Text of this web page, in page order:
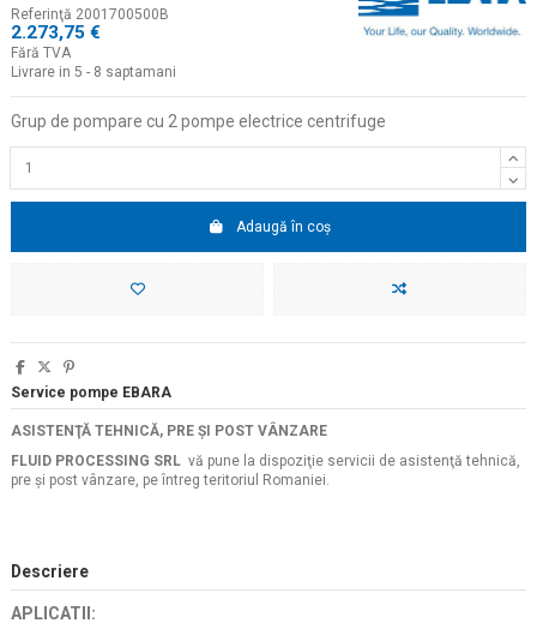
Referinţă 2001700500B
2.273,75 €
Fără TVA
Livrare in 5 - 8 saptamani
Grup de pompare cu 2 pompe electrice centrifuge
Adaugă în coș
Service pompe EBARA
ASISTENŢĂ TEHNICĂ, PRE ŞI POST VÂNZARE
FLUID PROCESSING SRL vă pune la dispoziţie servicii de asistenţă tehnică,
pre şi post vânzare, pe întreg teritoriul Romaniei.
Descriere
APLICATII: